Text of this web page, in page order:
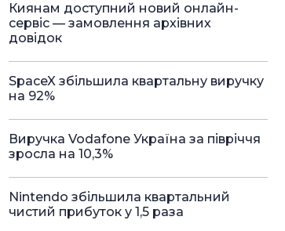
Киянам доступний новий онлайн-
сервіс — замовлення архівних
довідок
SpaceX збільшила квартальну виручку
на 92%
Виручка Vodafone Україна за півріччя
зросла на 10,3%
Nintendo збільшила квартальний
чистий прибуток у 1,5 раза